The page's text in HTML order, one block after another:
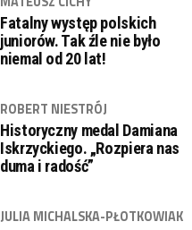
Fatalny występ polskich
juniorów. Tak źle nie było
niemal od 20 lat!
ROBERT NIESTRÓJ
Historyczny medal Damiana
Iskrzyckiego. „Rozpiera nas
duma i radość”
JULIA MICHALSKA-PŁOTKOWIAK